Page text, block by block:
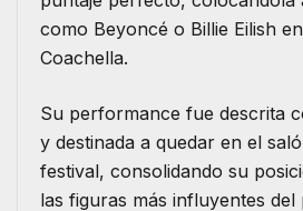
como Beyoncé o Billie Eilish
Coachella.
Su performance fue descrita
y destinada a quedar en el
festival, consolidando su
las figuras más influyentes del